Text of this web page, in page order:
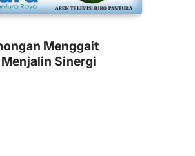
Menggait
Sinergi